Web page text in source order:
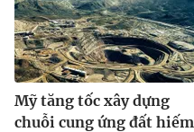
Mỹ tăng tốc xây dựng
chuỗi cung ứng đất hiếm